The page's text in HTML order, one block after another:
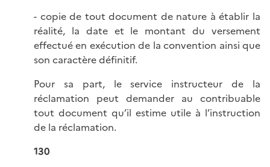
- copie de tout document de nature à établir la
réalité, la date et le montant du versement
effectué en exécution de la convention ainsi que
son caractère définitif.
Pour sa part, le service instructeur de la
réclamation peut demander au contribuable
tout document qu’il estime utile à l’instruction
de la réclamation.
130